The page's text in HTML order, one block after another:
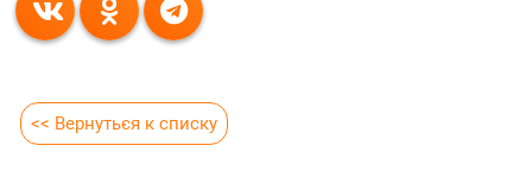
<< Вернуться к списку